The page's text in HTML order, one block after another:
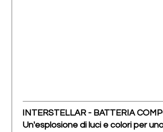
INTERSTELLAR - BATTERIA
Un'esplosione di luci e colori per